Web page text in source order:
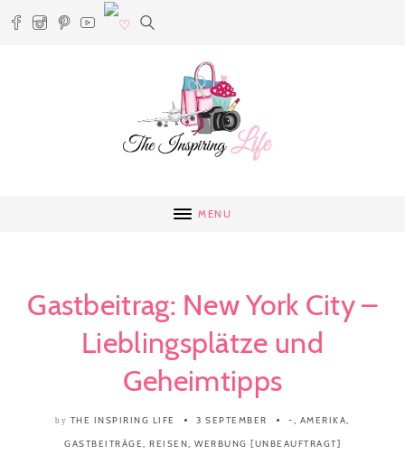
MENU
Gastbeitrag: New York City –
Lieblingsplätze und
Geheimtipps
by THE INSPIRING LIFE 3 SEPTEMBER -, AMERIKA,
GASTBEITRÄGE, REISEN, WERBUNG [UNBEAUFTRAGT]